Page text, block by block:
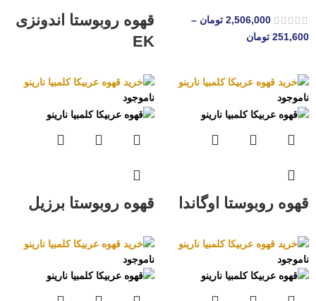
2,506,000 تومان –
251,600 تومان
قهوه روبوستا اندونزی
EK
ناموجود
قهوه روبوستا اوگاندا
ناموجود
قهوه روبوستا برزیل
ناموجود ناموجود